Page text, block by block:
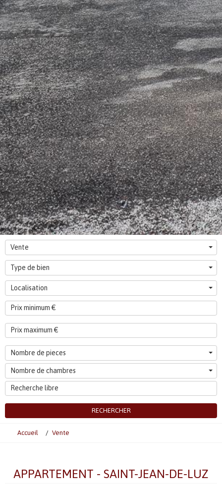
Vente
Type de bien
Localisation
Nombre de pieces
Nombre de chambres
RECHERCHER
Accueil Vente
APPARTEMENT - SAINT-JEAN-DE-LUZ